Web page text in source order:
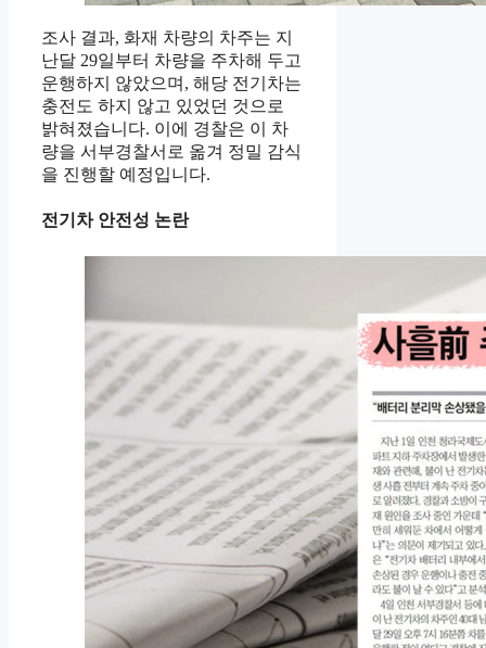
조사 결과, 화재 차량의 차주는 지
난달 29일부터 차량을 주차해 두고
운행하지 않았으며, 해당 전기차는
충전도 하지 않고 있었던 것으로
밝혀졌습니다. 이에 경찰은 이 차
량을 서부경찰서로 옮겨 정밀 감식
을 진행할 예정입니다.
전기차 안전성 논란